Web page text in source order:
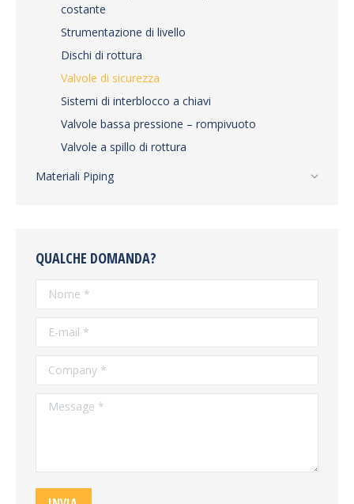
costante
Strumentazione di livello
Dischi di rottura
Valvole di sicurezza
Sistemi di interblocco a chiavi
Valvole bassa pressione – rompivuoto
Valvole a spillo di rottura
Materiali Piping
QUALCHE DOMANDA?
Nome *
E-mail *
Company *
Message *